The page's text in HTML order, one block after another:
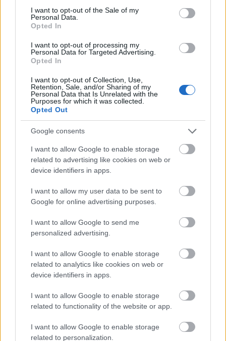
consent section.
I want to opt-out of the Sale of my
Personal Data.
Opted In
I want to opt-out of processing my
Personal Data for Targeted Advertising.
Opted In
I want to opt-out of Collection, Use,
Retention, Sale, and/or Sharing of my
Personal Data that Is Unrelated with the
Purposes for which it was collected.
Opted Out
Google consents
I want to allow Google to enable storage
related to advertising like cookies on web or
device identifiers in apps.
I want to allow my user data to be sent to
Google for online advertising purposes.
I want to allow Google to send me
personalized advertising.
I want to allow Google to enable storage
related to analytics like cookies on web or
device identifiers in apps.
I want to allow Google to enable storage
related to functionality of the website or app.
I want to allow Google to enable storage
related to personalization.
8. Visage: 29 év
Az 1978-ban alakult újromantikus-újhullámos
együttes, amit az emberek 99%-a kizárólag aFade
To Greyrévén ismer, az 1984-es bukta albumot
Beat Boy) követően behalt, majd két évtizeddel
később, a kétezres évek második felében az alapító
frontember felépülve heroin-függőségéből
újraélesztette Visage II néven, idén év elején pedig a
római kettes jelölést elhagyva lendült be ismét a
zenekar, amelynekmájus végén jelent meg a
negyedik albumaHearts And Knives
címmel. (Ilyen
, ilyenlett.)
Lásd még:
The Free Design:There Is A Song(1972) ésCosmic
Peekaboo
Sly & The Family Stone:
Ain’t But The One Way
mint Sly Stone)
Howard DevotoBuzzcocks utáni együttese, a
negyedik stúdióalbum ( Magic, Murder And The